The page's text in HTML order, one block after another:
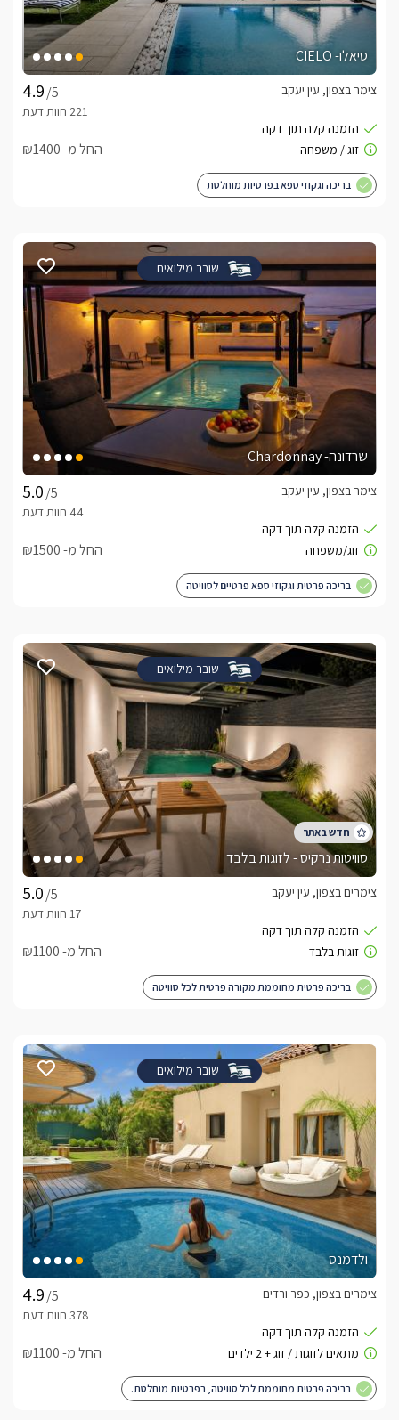
סיאלו- CIELO
/5
צימר בצפון, עין יעקב
החל מ- ₪1400
בריכה וגקוזי ספא בפרטיות מוחלטת
שובר מילואים
שרדונה- Chardonnay
/5
צימר בצפון, עין יעקב
החל מ- ₪1500
בריכה פרטית וגקוזי ספא פרטיים לסוויטה
שובר מילואים
סוויטות נרקיס - לזוגות בלבד
/5
צימרים בצפון, עין יעקב
החל מ- ₪1100
בריכה פרטית מחוממת מקורה פרטית לכל סוויטה
שובר מילואים
ולדמנס
/5
צימרים בצפון, כפר ורדים
החל מ- ₪1100
בריכה פרטית מחוממת לכל סוויטה, בפרטיות מוחלטת.